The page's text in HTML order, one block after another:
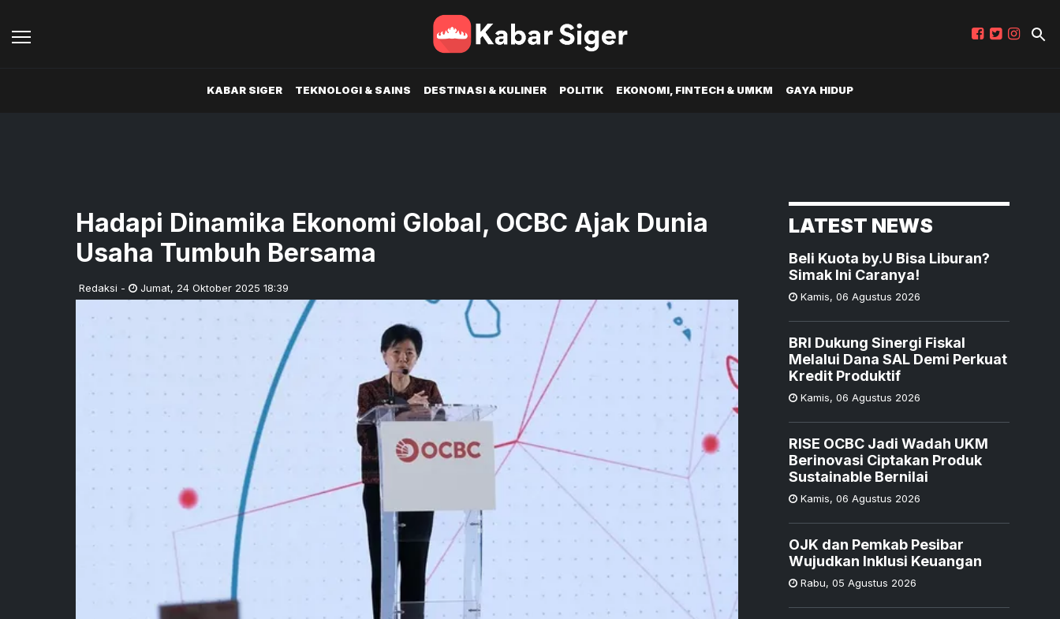
KABAR SIGER TEKNOLOGI & SAINS DESTINASI & KULINER POLITIK EKONOMI, FINTECH & UMKM GAYA HIDUP
Hadapi Dinamika Ekonomi Global, OCBC Ajak Dunia
Usaha Tumbuh Bersama
Redaksi - Jumat, 24 Oktober 2025 18:39
LATEST NEWS
Beli Kuota by.U Bisa Liburan?
Simak Ini Caranya!
Kamis, 06 Agustus 2026
BRI Dukung Sinergi Fiskal
Melalui Dana SAL Demi Perkuat
Kredit Produktif
Kamis, 06 Agustus 2026
RISE OCBC Jadi Wadah UKM
Berinovasi Ciptakan Produk
Sustainable Bernilai
Kamis, 06 Agustus 2026
OJK dan Pemkab Pesibar
Wujudkan Inklusi Keuangan
Rabu, 05 Agustus 2026